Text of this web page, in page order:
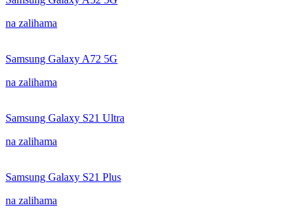
na zalihama
Samsung Galaxy A72 5G
na zalihama
Samsung Galaxy S21 Ultra
na zalihama
Samsung Galaxy S21 Plus
na zalihama